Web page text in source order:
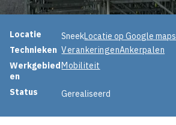
Projectinformatie
Locatie SneekLocatie op Google maps
Technieken VerankeringenAnkerpalen
Werkgebied
en
Mobiliteit
Status Gerealiseerd